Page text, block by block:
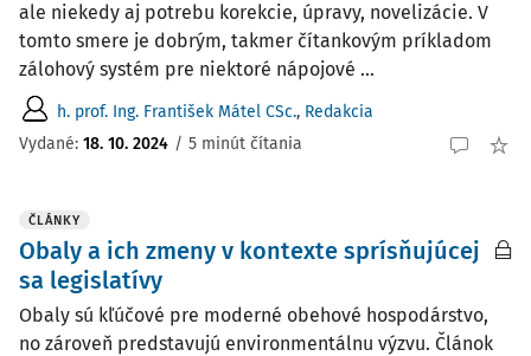
ale niekedy aj potrebu korekcie, úpravy, novelizácie. V
tomto smere je dobrým, takmer čítankovým príkladom
zálohový systém pre niektoré nápojové ...
h. prof. Ing. František Mátel CSc., Redakcia
Vydané: 18. 10. 2024 / 5 minút čítania
ČLÁNKY
Obaly a ich zmeny v kontexte sprísňujúcej
sa legislatívy
Obaly sú kľúčové pre moderné obehové hospodárstvo,
no zároveň predstavujú environmentálnu výzvu. Článok